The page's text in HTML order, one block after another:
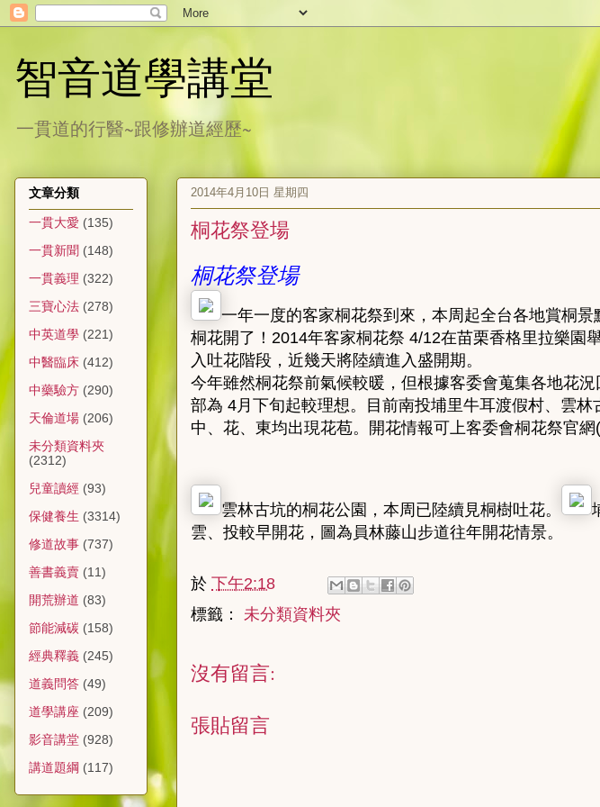
智音道學講堂
一貫道的行醫~跟修辦道經歷~
2014年4月10日 星期四
桐花祭登場
桐花祭登場
一年一度的客家桐花祭到來，本周起全台各地賞桐景
桐花開了！2014年客家桐花祭 4/12在苗栗香格里拉樂園
入吐花階段，近幾天將陸續進入盛開期。
今年雖然桐花祭前氣候較暖，但根據客委會蒐集各地花
部為 4月下旬起較理想。目前南投埔里牛耳渡假村、雲
中、花、東均出現花苞。開花情報可上客委會桐花祭官網(
雲林古坑的桐花公園，本周已陸續見桐樹吐花。
雲、投較早開花，圖為員林藤山步道往年開花情景。
於 下午2:18
標籤： 未分類資料夾
沒有留言:
張貼留言
文章分類
一貫大愛 (135)
一貫新聞 (148)
一貫義理 (322)
三寶心法 (278)
中英道學 (221)
中醫臨床 (412)
中藥驗方 (290)
天倫道場 (206)
未分類資料夾
(2312)
兒童讀經 (93)
保健養生 (3314)
修道故事 (737)
善書義賣 (11)
開荒辦道 (83)
節能減碳 (158)
經典釋義 (245)
道義問答 (49)
道學講座 (209)
影音講堂 (928)
講道題綱 (117)